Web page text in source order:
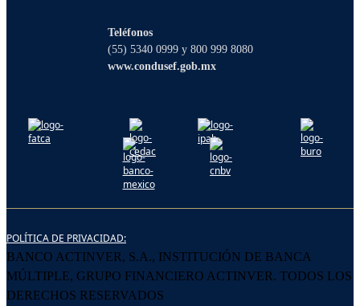
Teléfonos
(55) 5340 0999 y 800 999 8080
www.condusef.gob.mx
POLÍTICA DE PRIVACIDAD:
BANCO ACTINVER, S.A., INSTITUCIÓN DE BANCA
MÚLTIPLE, GRUPO FINANCIERO ACTINVER. TODOS LOS
DERECHOS RESERVADOS